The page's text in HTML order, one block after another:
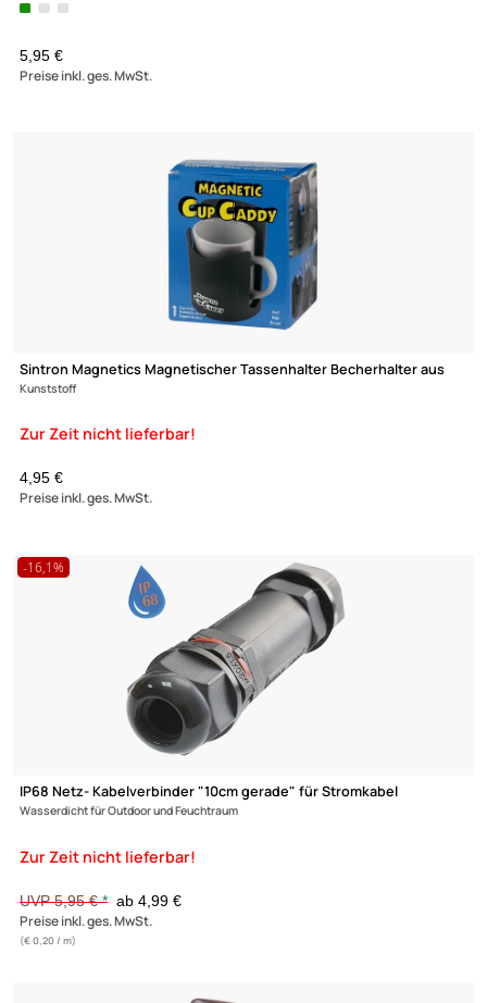
Einbaulautsprecher 2-Wege 2x16.5 cm weiß 150Watt Decken
24,95 €
Preise inkl. ges. MwSt.
Netzkabel auf 1x 3pol. IEC-Kupplung 0772.02743 Länge: 2m